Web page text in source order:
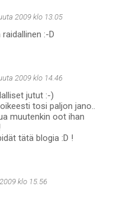
2009 klo 13.05
:-D
2009 klo 14.46
jutut :-)
tosi paljon jano..
muutenkin oot ihan
tätä blogia :D !
klo 15.56